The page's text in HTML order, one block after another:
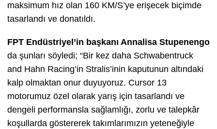
maksimum hız olan 160 KM/S’ye erişecek biçimde
tasarlandı ve donatıldı.
FPT Endüstriyel’in başkanı Annalisa Stupenengo
da şunları söyledi; “Bir kez daha Schwabentruck
and Hahn Racing’in Stralis’inin kaputunun altındaki
kalp olmaktan onur duyuyoruz. Cursor 13
motorumuz özel olarak yarış için tasarlandı ve
dengeli performansla sağlamlığı, zorlu ve talepkâr
koşullarda göstererek takımlarımızın yeteneğiyle